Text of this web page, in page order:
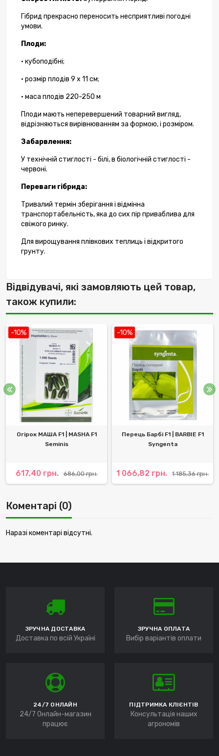
Гібрид прекрасно переносить несприятливі погодні
умови.
Плоди:
• кубоподібні;
• розмір плодів 9 х 11 см;
• маса плодів 220-250 м
Плоди мають неперевершений товарний вигляд,
відрізняються вирівнюванням за формою, і розміром.
Забарвлення:
У технічній стиглості - білі, в біологічній стиглості -
червоні.
Переваги гібрида:
Тривалий термін зберігання і відмінна
транспортабельність, яка до сих пір приваблива для
свіжого ринку.
Для вирощування плівкових теплиць і відкритого
грунту.
Відвідувачі, які замовляють цей товар,
також купили:
-10%
Огірок МАША F1 | MASHA F1
Seminis
617,40 грн. 686,00 грн.
-10%
Перець Барбі F1 | BARBIE F1
Syngenta
1 066,82 грн. 1 185,36 грн.
Коментарі (0)
Наразі коментарі відсутні.
ЗРУЧНА ДОСТАВКА
Доставка по всій Україні
ЗРУЧНА ОПЛАТА
Вибір варіантів оплати
24/7 ОНЛАЙН
24/7 Онлайн-магазин
працює
ПІДТРИМКА КЛІЄНТІВ
Консультація наших
агрономів